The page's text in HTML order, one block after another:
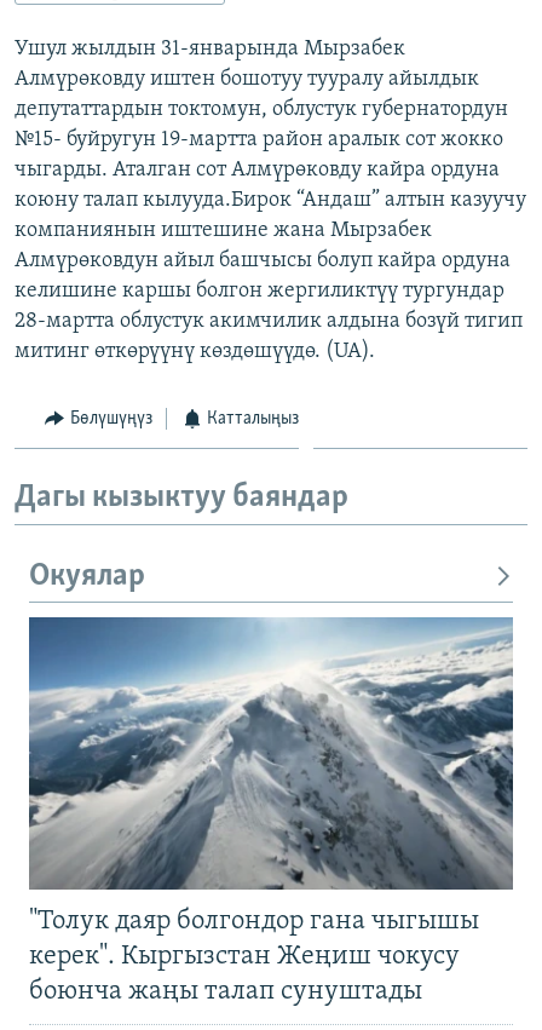
ДАНИСТЕ
АЗАТТЫК+
ЫҢГАЙСЫЗ СУРООЛОР
ОНЛАЙН ШЕРИНЕ
ЭЕ/АРнун бардык сайттары
Ушул жылдын 31-январында Мырзабек
Алмүрөковду иштен бошотуу тууралу айылдык
депутаттардын токтомун, облустук губернатордун
№15- буйругун 19-мартта район аралык сот жокко
чыгарды. Аталган сот Алмүрөковду кайра ордуна
коюну талап кылууда.Бирок “Андаш” алтын казуучу
компаниянын иштешине жана Мырзабек
Алмүрөковдун айыл башчысы болуп кайра ордуна
келишине каршы болгон жергиликтүү тургундар
28-мартта облустук акимчилик алдына бозүй тигип
митинг өткөрүүнү көздөшүүдө. (UA).
Бөлүшүңүз Катталыңыз
Дагы кызыктуу баяндар
Окуялар
"Толук даяр болгондор гана чыгышы
керек". Кыргызстан Жеңиш чокусу
боюнча жаңы талап сунуштады